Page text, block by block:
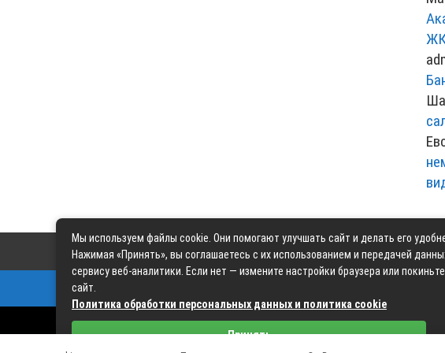
ЖК
Контакты Карта
Связаться с редакцией сайта:
Мы используем файлы cookie. Они помогают улучшать сайт и делать его
Нажимая «Принять», вы соглашаетесь с их использованием и передачей
сервису веб-аналитики. Если нет — измените настройки браузера или покиньте
сайт.
Политика обработки персональных данных и политика cookie
Принять